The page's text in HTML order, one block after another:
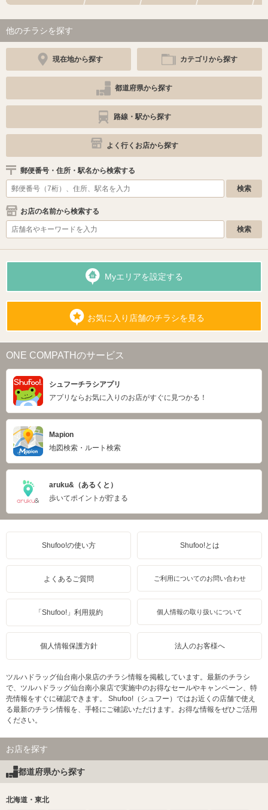
他のチラシを探す
現在地から探す カテゴリから探す
都道府県から探す
路線・駅から探す
よく行くお店から探す
郵便番号・住所・駅名から検索する
お店の名前から検索する
Myエリアを設定する
お気に入り店舗のチラシを見る
ONE COMPATHのサービス
シュフーチラシアプリ
アプリならお気に入りのお店がすぐに見つかる！
Mapion
地図検索・ルート検索
aruku&（あるくと）
歩いてポイントが貯まる
Shufoo!の使い方 Shufoo!とは
よくあるご質問 ご利用についてのお問い合わせ
「Shufoo!」利用規約 個人情報の取り扱いについて
個人情報保護方針 法人のお客様へ
ツルハドラッグ仙台南小泉店のチラシ情報を掲載しています。最新のチラシ
で、ツルハドラッグ仙台南小泉店で実施中のお得なセールやキャンペーン、特
売情報をすぐに確認できます。 Shufoo!（シュフー）ではお近くの店舗で使え
る最新のチラシ情報を、手軽にご確認いただけます。お得な情報をぜひご活用
ください。
お店を探す
都道府県から探す
北海道・東北